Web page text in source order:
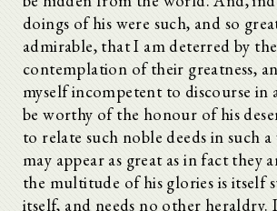
doings of his were such, and so
admirable, that I am deterred by the
contemplation of their greatness,
myself incompetent to discourse in
be worthy of the honour of his
to relate such noble deeds in such
may appear as great as in fact they
the multitude of his glories is itself
itself, and needs no other heraldry.